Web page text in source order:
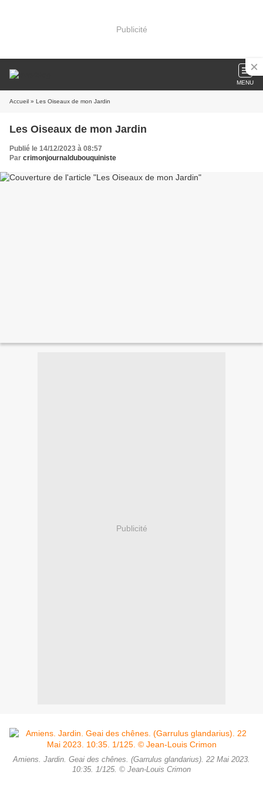
Publicité
MENU
Accueil » Les Oiseaux de mon Jardin
Les Oiseaux de mon Jardin
Publié le 14/12/2023 à 08:57
Par crimonjournaldubouquiniste
Publicité
Amiens. Jardin. Geai des chênes. (Garrulus glandarius). 22 Mai 2023.
10:35. 1/125. © Jean-Louis Crimon